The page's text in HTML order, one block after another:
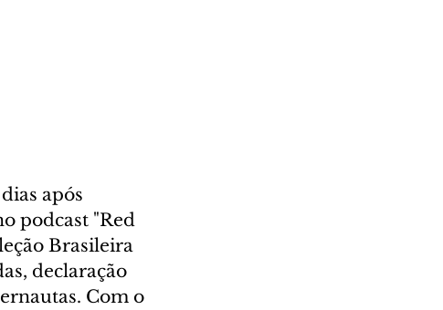
após
podcast "Red
Brasileira
declaração
Com o